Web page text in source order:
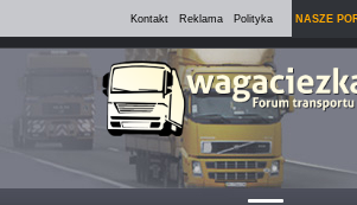
Kontakt Reklama Polityka NASZE